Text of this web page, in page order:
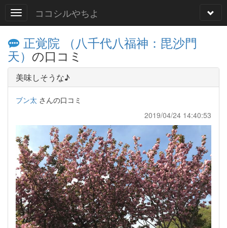
ココシルやちよ
正覚院 （八千代八福神：毘沙門
天） の口コミ
美味しそうな♪
ブン太 さんの口コミ
2019/04/24 14:40:53